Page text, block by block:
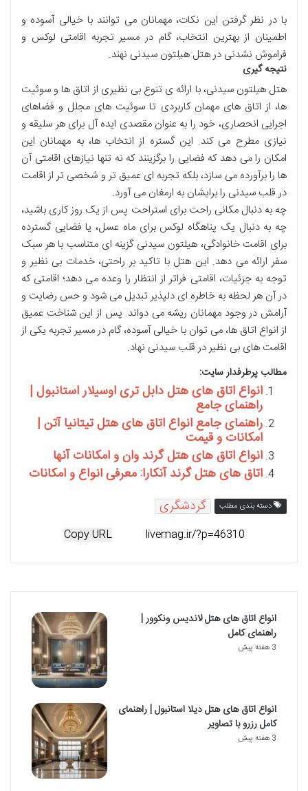
با در نظر گرفتن این نکات، مهمانان می توانند با خیالی آسوده و
اطمینان از بهترین انتخاب، گام در مسیر تجربه اقامتی لوکس و
فراموش نشدنی در هتل هیلتون سیدنی نهند.
نتیجه گیری
هتل هیلتون سیدنی، با ارائه ی تنوع بی نظیری از اتاق ها و سوئیت
ها، از اتاق های مهمان کاربردی تا سوئیت های مجلل و فضاهای
اجرایی انحصاری، خود را به عنوان مقصدی ایده آل برای هر سلیقه و
نیازی مطرح می کند. این گستره از انتخاب ها، به مهمانان این
امکان را می دهد که فضایی را برگزینند که نه تنها نیازهای اقامتی آن
ها را برآورده می سازد، بلکه تجربه ای عمیق تر و شخصی تر از اقامت
در قلب سیدنی را برایشان به ارمغان می آورد.
چه به دنبال مکانی راحت برای استراحت پس از یک روز کاری باشید،
چه به دنبال یک پناهگاه لوکس برای ماه عسل، یا فضایی گسترده
برای اقامت خانوادگی، هیلتون سیدنی گزینه ای متناسب با هر سبک
سفر ارائه می دهد. این هتل با تاکید بر راحتی، خدمات بی نظیر و
توجه به جزئیات، اقامتی فراتر از انتظار را وعده می دهد؛ اقامتی که
در آن هر لحظه به خاطره ای دلپذیر تبدیل می شود و حس رضایت و
آرامش در وجود مهمانان ریشه می دواند. پس از این شناخت عمیق
از انواع اتاق ها، می توان با خیالی آسوده، گام در مسیر تجربه یکی از
اقامت های بی نظیر در قلب سیدنی نهاد.
مطالب پرطرفدار سایت:
انواع اتاق های هتل دابل تری اوسیلار استانبول |
راهنمای جامع
راهنمای جامع انواع اتاق های هتل تیتانیا آتن |
امکانات و قیمت
انواع اتاق های هتل گرند وان و امکانات آنها
اتاق های هتل گرند آنکارا: معرفی انواع و امکانات
دسته بندی مطلب گردشگری
Copy URL
انواع اتاق های هتل لاندیس ونکوور |
راهنمای کامل
3 هفته پیش
انواع اتاق های هتل دیلا استانبول | راهنمای
کامل رزرو با تصاویر
3 هفته پیش